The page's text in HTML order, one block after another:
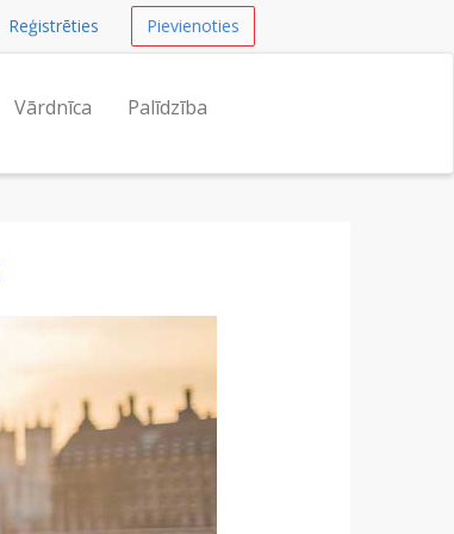
Reģistrēties Pievienoties
Vārdnīca Palīdzība